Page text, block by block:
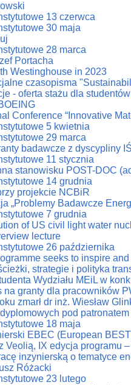
13 czerwca
30 maja
28 marca
Portacha
Westinghouse in 2023
czasopisma
- oferta stażu dla
Conference “Innovative
5 kwietnia
29 marca
badawcze z dyscypliny
11 stycznia
stanowisku POST-DOC
14 grudnia
projekcie NCBiR
„Problemy Badawcze
7 grudnia
of US civil light water
lecture
26 października
seeks to inspire
strategie i polityka
Wydziału MEiL w
na granty dla pracowników
zmarł dr inż. Wiesław
pod
18 maja
EBEC (European
Veolią, IX edycja programu
inzynierską o tematyce
Różacki
23 lutego